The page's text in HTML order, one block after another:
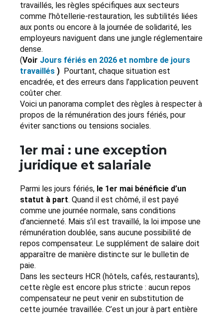
travaillés, les règles spécifiques aux secteurs
comme l’hôtellerie-restauration, les subtilités liées
aux ponts ou encore à la journée de solidarité, les
employeurs naviguent dans une jungle réglementaire
dense.
(Voir Jours fériés en 2026 et nombre de jours
travaillés ) Pourtant, chaque situation est
encadrée, et des erreurs dans l’application peuvent
coûter cher.
Voici un panorama complet des règles à respecter à
propos de la rémunération des jours fériés, pour
éviter sanctions ou tensions sociales.
1er mai : une exception
juridique et salariale
Parmi les jours fériés, le 1er mai bénéficie d’un
statut à part. Quand il est chômé, il est payé
comme une journée normale, sans conditions
d’ancienneté. Mais s’il est travaillé, la loi impose une
rémunération doublée, sans aucune possibilité de
repos compensateur. Le supplément de salaire doit
apparaître de manière distincte sur le bulletin de
paie.
Dans les secteurs HCR (hôtels, cafés, restaurants),
cette règle est encore plus stricte : aucun repos
compensateur ne peut venir en substitution de
cette journée travaillée. C’est un jour à part entière